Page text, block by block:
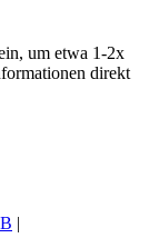
um etwa 1-2x
direkt